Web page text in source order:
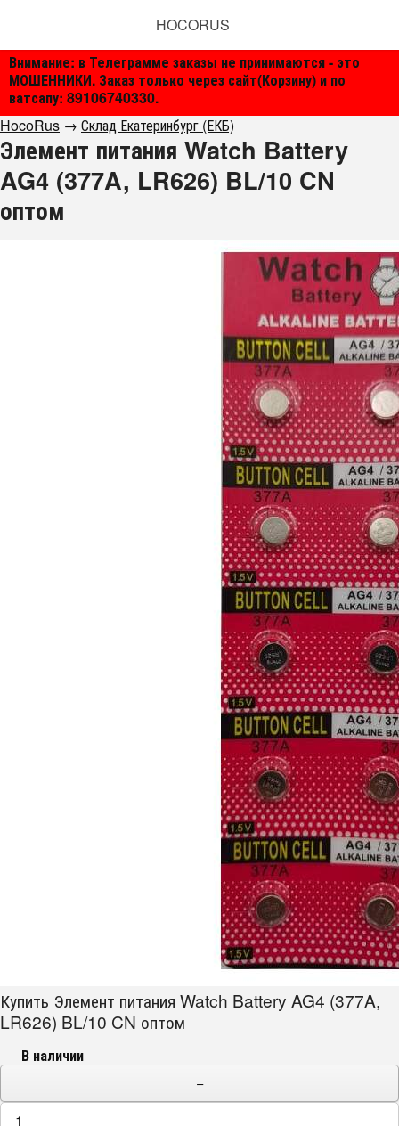
Внимание: в Телеграмме заказы не принимаются - это
МОШЕННИКИ. Заказ только через сайт(Корзину) и по
ватсапу: 89106740330.
HOCORUS
HocoRus → Склад Екатеринбург (ЕКБ)
Элемент питания Watch Battery
AG4 (377A, LR626) BL/10 CN
оптом
Купить Элемент питания Watch Battery AG4 (377A,
LR626) BL/10 CN оптом
В наличии
−